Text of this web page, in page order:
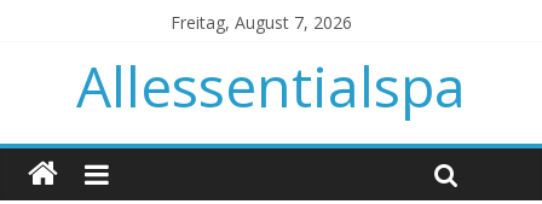
Freitag, August 7, 2026
Allessentialspa